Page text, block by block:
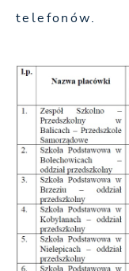
telefonów.